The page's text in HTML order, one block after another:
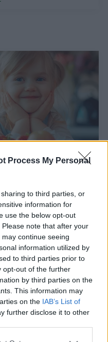
Process My Personal
to third parties, or
information for
use the below opt-out
note that after your
continue seeing
information utilized by
to third parties prior to
opt-out of the further
by third parties on the
This information may
on the IAB’s List of
further disclose it to other
niños: ¡14 recetas
rendimiento escolar